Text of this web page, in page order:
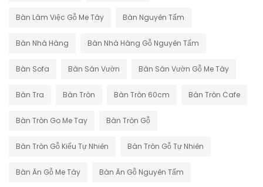
Bàn Làm Việc Gỗ Me Tây Bàn Nguyên Tấm
Bàn Nhà Hàng Bàn Nhà Hàng Gỗ Nguyên Tấm
Bàn Sofa Bàn Sân Vườn Bàn Sân Vườn Gỗ Me Tây
Bàn Tra Bàn Tròn Bàn Tròn 60cm Bàn Tròn Cafe
Bàn Tròn Go Me Tay Bàn Tròn Gỗ
Bàn Tròn Gỗ Kiểu Tự Nhiên Bàn Tròn Gỗ Tự Nhiên
Bàn Ăn Gỗ Me Tây Bàn Ăn Gỗ Nguyên Tấm